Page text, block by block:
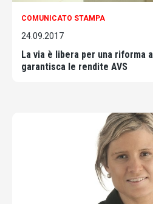
COMUNICATO STAMPA
24.09.2017
La via è libera per una riforma
garantisca le rendite AVS